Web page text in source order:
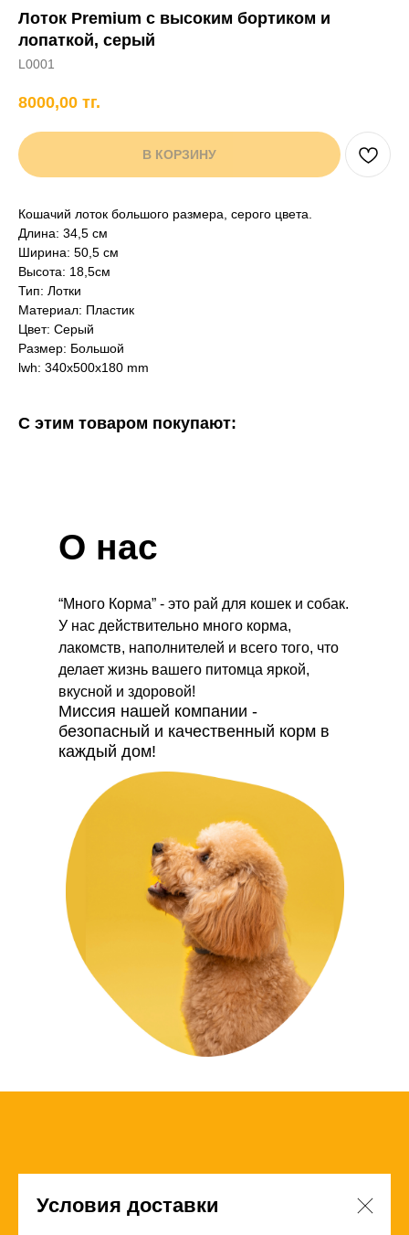
Хорькам Грызунам Рыбам Птицам
+7 706 407 30 81
Написать в WhatsApp
Лоток Premium с высоким бортиком и
лопаткой, серый
L0001
8000,00 тг.
В КОРЗИНУ
Кошачий лоток большого размера, серого цвета.
Длина: 34,5 см
Ширина: 50,5 см
Высота: 18,5см
Тип: Лотки
Материал: Пластик
Цвет: Серый
Размер: Большой
lwh: 340x500x180 mm
С этим товаром покупают:
“Много Корма” - это рай для кошек и собак.
У нас действительно много корма,
лакомств, наполнителей и всего того, что
делает жизнь вашего питомца яркой,
вкусной и здоровой!
Миссия нашей компании -
безопасный и качественный корм в
каждый дом!
О нас
Условия доставки